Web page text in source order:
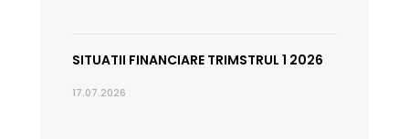
SITUATII FINANCIARE TRIMSTRUL 1 2026
17.07.2026